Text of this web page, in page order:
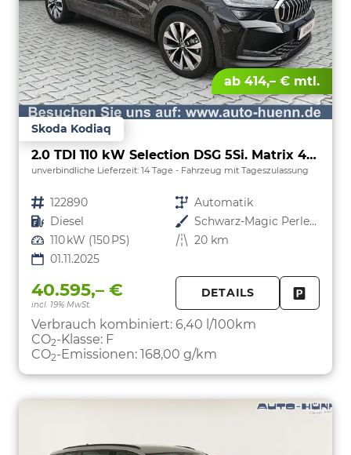
ab 414,– € mtl.
Skoda Kodiaq
2.0 TDI 110 kW Selection DSG 5Si. Matrix 4J.Gar.
unverbindliche Lieferzeit: 14 Tage Fahrzeug mit Tageszulassung
Fahrzeugnr. 122890 Getriebe Automatik
Kraftstoff Diesel Außenfarbe
Schwarz-Magic Perleffekt
Leistung 110 kW (150 PS) Kilometerstand 20 km
01.11.2025
40.595,– €
incl. 19% MwSt.
DETAILS
Verbrauch kombiniert: 6,40 l/100km
CO2-Klasse: F
CO2-Emissionen: 168,00 g/km